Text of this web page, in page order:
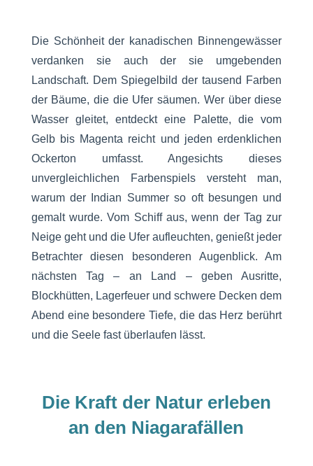
Die Schönheit der kanadischen Binnengewässer
verdanken sie auch der sie umgebenden
Landschaft. Dem Spiegelbild der tausend Farben
der Bäume, die die Ufer säumen. Wer über diese
Wasser gleitet, entdeckt eine Palette, die vom
Gelb bis Magenta reicht und jeden erdenklichen
Ockerton umfasst. Angesichts dieses
unvergleichlichen Farbenspiels versteht man,
warum der Indian Summer so oft besungen und
gemalt wurde. Vom Schiff aus, wenn der Tag zur
Neige geht und die Ufer aufleuchten, genießt jeder
Betrachter diesen besonderen Augenblick. Am
nächsten Tag – an Land – geben Ausritte,
Blockhütten, Lagerfeuer und schwere Decken dem
Abend eine besondere Tiefe, die das Herz berührt
und die Seele fast überlaufen lässt.
Die Kraft der Natur erleben
an den Niagarafällen